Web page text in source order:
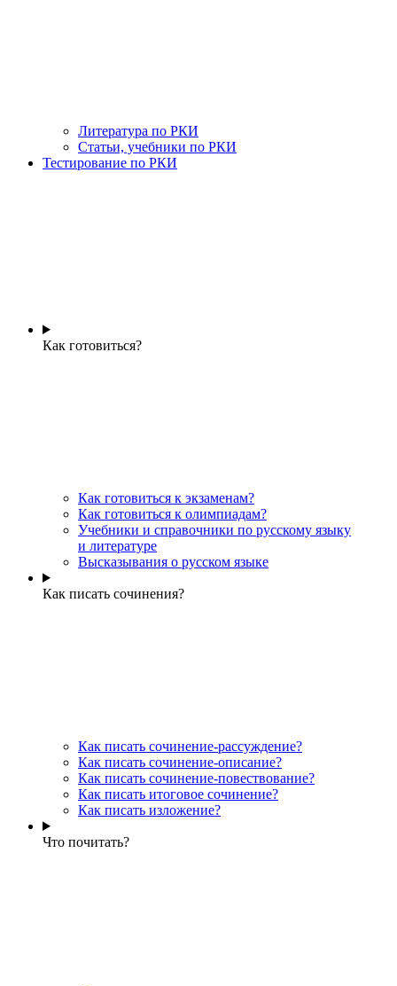
Литература по РКИ
Статьи, учебники по РКИ
Тестирование по РКИ
Как готовиться?
Как готовиться к экзаменам?
Как готовиться к олимпиадам?
Учебники и справочники по русскому языку
и литературе
Высказывания о русском языке
Как писать сочинения?
Как писать сочинение-рассуждение?
Как писать сочинение-описание?
Как писать сочинение-повествование?
Как писать итоговое сочинение?
Как писать изложение?
Что почитать?